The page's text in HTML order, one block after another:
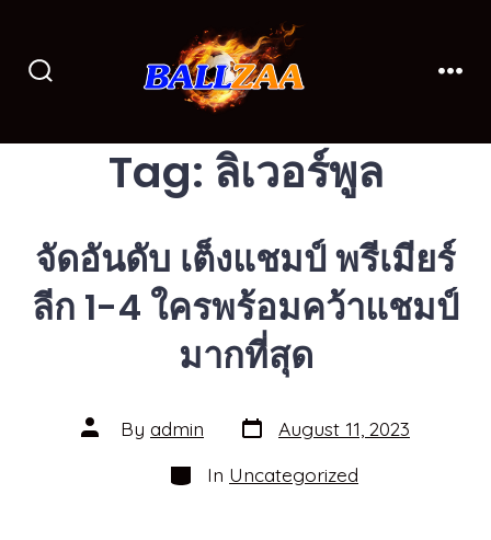
content
Tag: ลิเวอร์พูล
จัดอันดับ เต็งแชมป์ พรีเมียร์
ลีก 1-4 ใครพร้อมคว้าแชมป์
มากที่สุด
Post
author
By admin Post
date
August 11, 2023
Categories
In Uncategorized